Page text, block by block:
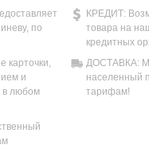
по
карточки,
и
в любом
КРЕДИТ:
товара на
кредитных
ДОСТАВКА:
населенный
тарифам!